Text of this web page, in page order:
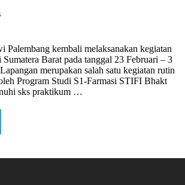
Palembang kembali melaksanakan kegiatan
Barat pada tanggal 23 Februari – 3
merupakan salah satu kegiatan rutin
Program Studi S1-Farmasi STIFI Bhakt
sks praktikum …